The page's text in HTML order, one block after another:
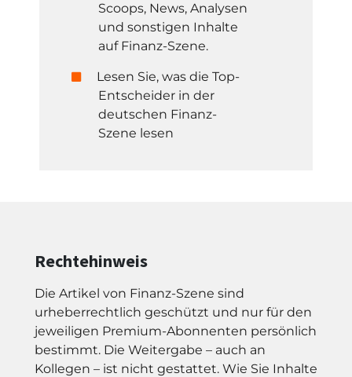
Scoops, News, Analysen
und sonstigen Inhalte
auf Finanz-Szene.
Lesen Sie, was die Top-
Entscheider in der
deutschen Finanz-
Szene lesen
Rechtehinweis
Die Artikel von Finanz-Szene sind
urheberrechtlich geschützt und nur für den
jeweiligen Premium-Abonnenten persönlich
bestimmt. Die Weitergabe – auch an
Kollegen – ist nicht gestattet. Wie Sie Inhalte